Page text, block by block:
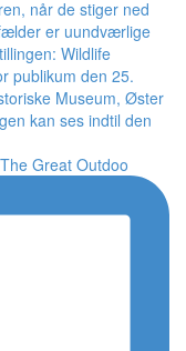
Great Outdoo